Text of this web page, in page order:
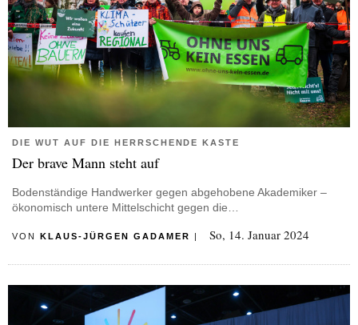
DIE WUT AUF DIE HERRSCHENDE KASTE
Der brave Mann steht auf
Bodenständige Handwerker gegen abgehobene Akademiker –
ökonomisch untere Mittelschicht gegen die…
VON KLAUS-JÜRGEN GADAMER | So, 14. Januar 2024